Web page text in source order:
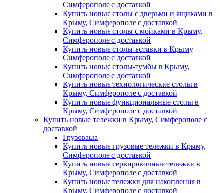
Симферополе с доставкой
Купить новые столы с дверьми и ящиками в
Крыму, Симферополе с доставкой
Купить новые столы с мойками в Крыму,
Симферополе с доставкой
Купить новые столы-вставки в Крыму,
Симферополе с доставкой
Купить новые столы-тумбы в Крыму,
Симферополе с доставкой
Купить новые технологические столы в
Крыму, Симферополе с доставкой
Купить новые функциональные столы в
Крыму, Симферополе с доставкой
Купить новые тележки в Крыму, Симферополе с
доставкой
Грузоваыа
Купить новые грузовые тележки в Крыму,
Симферополе с доставкой
Купить новые сервировочные тележки в
Крыму, Симферополе с доставкой
Купить новые тележки для накопления в
Крыму, Симферополе с доставкой